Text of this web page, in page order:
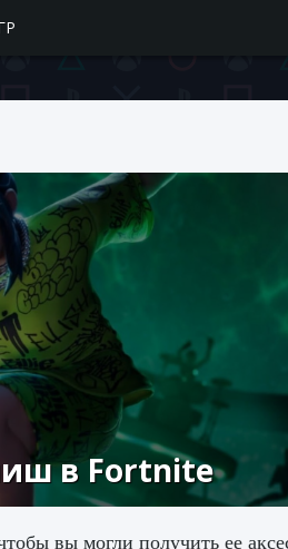
в Fortnite
вы могли получить ее